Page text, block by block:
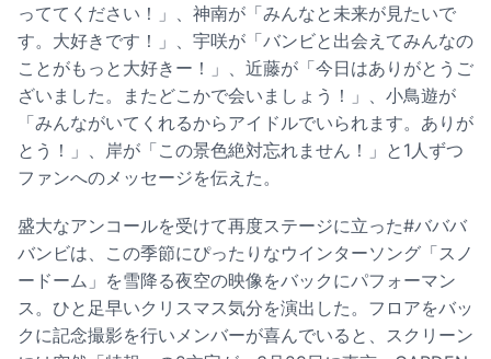
っててください！」、神南が「みんなと未来が見たいで
す。大好きです！」、宇咲が「バンビと出会えてみんなの
ことがもっと大好きー！」、近藤が「今日はありがとうご
ざいました。またどこかで会いましょう！」、小鳥遊が
「みんながいてくれるからアイドルでいられます。ありが
とう！」、岸が「この景色絶対忘れません！」と1人ずつ
ファンへのメッセージを伝えた。
盛大なアンコールを受けて再度ステージに立った#バババ
バンビは、この季節にぴったりなウインターソング「スノ
ードーム」を雪降る夜空の映像をバックにパフォーマン
ス。ひと足早いクリスマス気分を演出した。フロアをバッ
クに記念撮影を行いメンバーが喜んでいると、スクリーン